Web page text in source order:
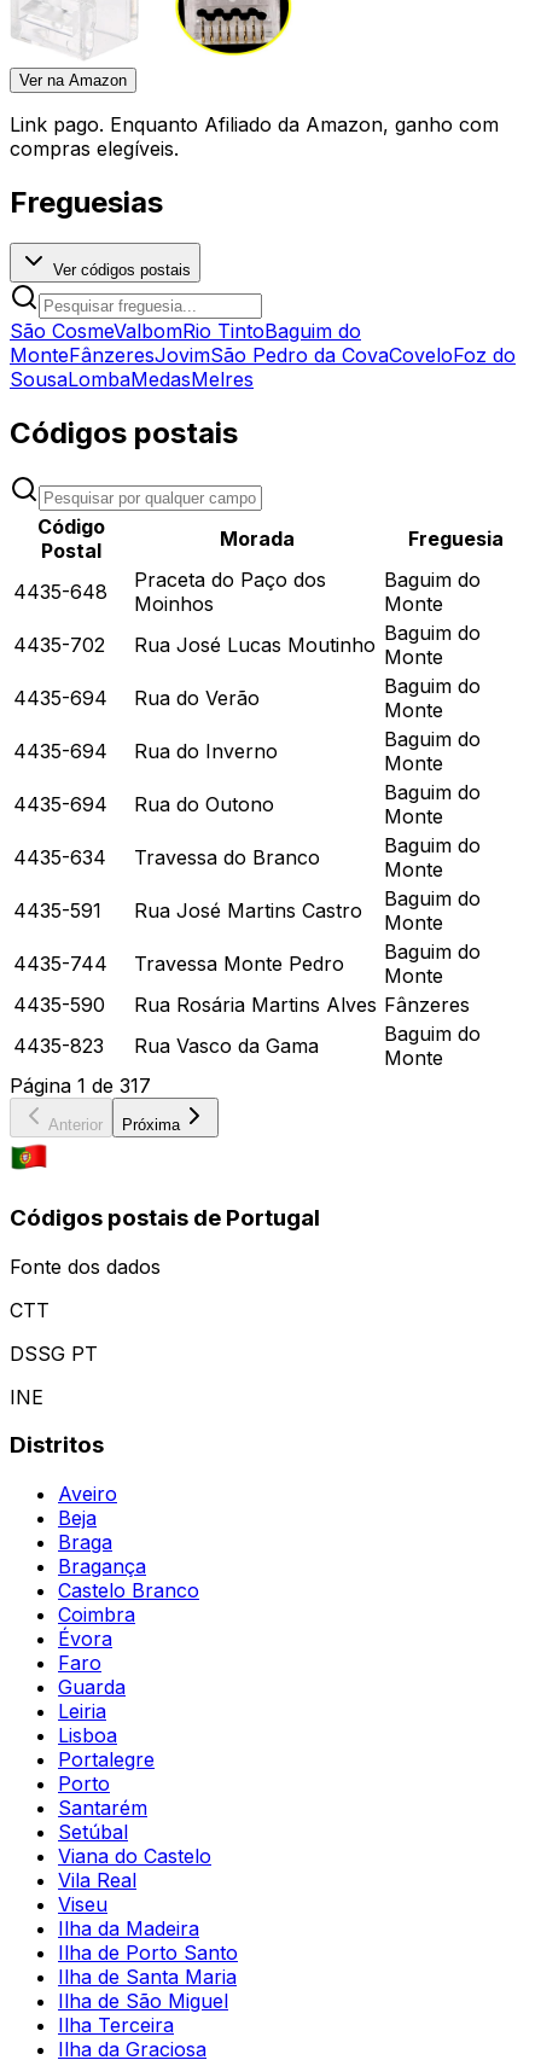
Ver na Amazon
Link pago. Enquanto Afiliado da Amazon, ganho com
compras elegíveis.
Freguesias
Ver códigos postais
São CosmeValbomRio TintoBaguim do
MonteFânzeresJovimSão Pedro da CovaCoveloFoz do
SousaLombaMedasMelres
Códigos postais
Código
Postal
Morada Freguesia
4435-648
Praceta do Paço dos
Moinhos
Baguim do
Monte
4435-702
Rua José Lucas Moutinho Baguim do
Monte
4435-694
Rua do Verão
Baguim do
Monte
4435-694
Rua do Inverno
Baguim do
Monte
4435-694
Rua do Outono
Baguim do
Monte
4435-634
Travessa do Branco
Baguim do
Monte
4435-591
Rua José Martins Castro
Baguim do
Monte
4435-744
Travessa Monte Pedro
Baguim do
Monte
4435-590
Rua Rosária Martins Alves Fânzeres
4435-823
Rua Vasco da Gama
Baguim do
Monte
Página 1 de 317
Anterior Próxima
Códigos postais de Portugal
Fonte dos dados
CTT
DSSG PT
INE
Distritos
Aveiro
Beja
Braga
Bragança
Castelo Branco
Coimbra
Évora
Faro
Guarda
Leiria
Lisboa
Portalegre
Porto
Santarém
Setúbal
Viana do Castelo
Vila Real
Viseu
Ilha da Madeira
Ilha de Porto Santo
Ilha de Santa Maria
Ilha de São Miguel
Ilha Terceira
Ilha da Graciosa